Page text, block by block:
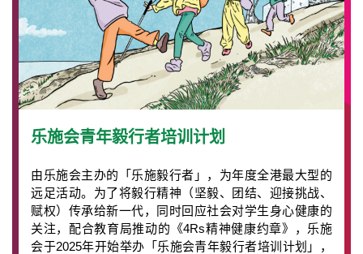
乐施会青年毅行者培训计划
由乐施会主办的「乐施毅行者」，为年度全港最大型的
远足活动。为了将毅行精神（坚毅、团结、迎接挑战、
赋权）传承给新一代，同时回应社会对学生身心健康的
关注，配合教育局推动的《4Rs精神健康约章》，乐施
会于2025年开始举办「乐施会青年毅行者培训计划」，